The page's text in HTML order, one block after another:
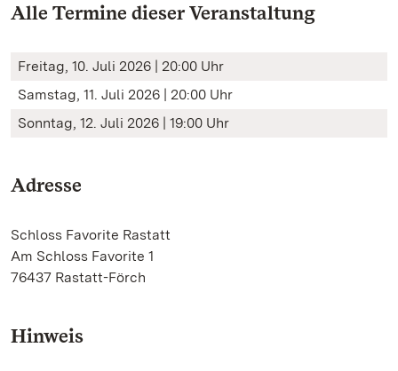
Alle Termine dieser Veranstaltung
Freitag, 10. Juli 2026 | 20:00 Uhr
Samstag, 11. Juli 2026 | 20:00 Uhr
Sonntag, 12. Juli 2026 | 19:00 Uhr
Adresse
Schloss Favorite Rastatt
Am Schloss Favorite 1
76437 Rastatt-Förch
Hinweis